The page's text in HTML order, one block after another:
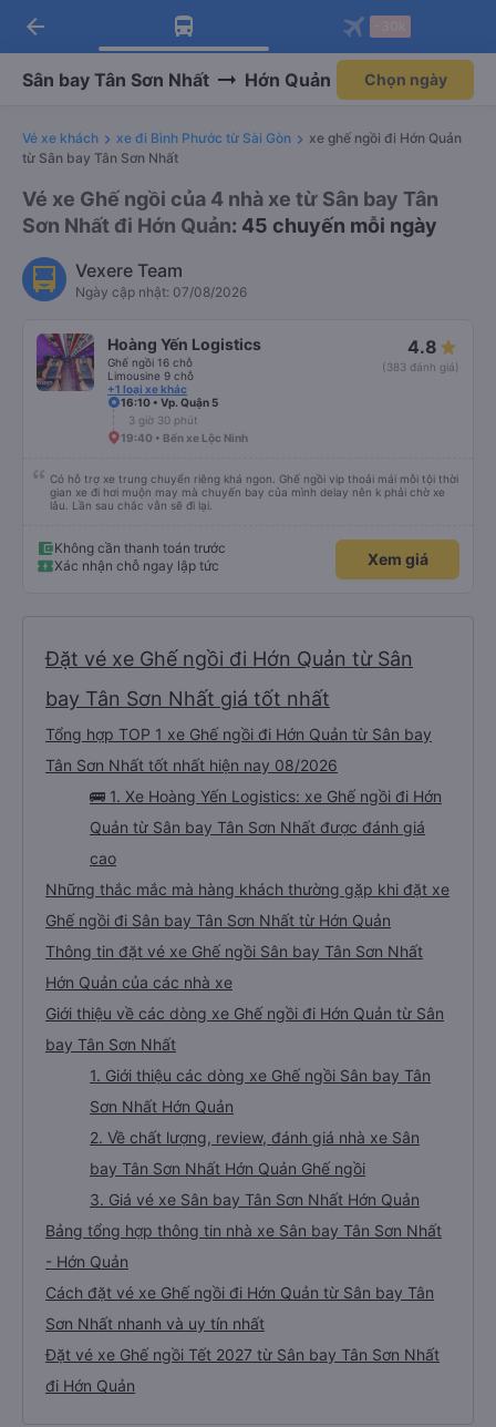
Tải app Vexere ngay!
Nhận ưu đãi thành viên độc
Mở app
Tải app Vexere
-30k/ghế khi đặt vé máy bay qua
Mở app
arrow_back
Sân bay Tân Sơn Nhất Hớn Quản Chọn ngày
Vé xe khách xe đi Bình Phước từ Sài Gòn
xe ghế ngồi đi Hớn Quản
từ Sân bay Tân Sơn Nhất
Vé xe Ghế ngồi của 4 nhà xe từ Sân bay Tân
Sơn Nhất đi Hớn Quản: 45 chuyến mỗi ngày
Vexere Team
Ngày cập nhật: 07/08/2026
Hoàng Yến Logistics
Ghế ngồi 16 chỗ
Limousine 9 chỗ
+1 loại xe khác
4.8
(383 đánh giá)
16:10 • Vp. Quận 5
3 giờ 30 phút
19:40 • Bến xe Lộc Ninh
Có hỗ trợ xe trung chuyển riêng khá ngon. Ghế ngồi vip thoải mái mỗi tội thời
gian xe đi hơi muộn may mà chuyến bay của mình delay nên k phải chờ xe
lâu. Lần sau chắc vẫn sẽ đi lại.
Không cần thanh toán trước
Xác nhận chỗ ngay lập tức
Xem giá
Đặt vé xe Ghế ngồi đi Hớn Quản từ Sân
bay Tân Sơn Nhất giá tốt nhất
Tổng hợp TOP 1 xe Ghế ngồi đi Hớn Quản từ Sân bay
Tân Sơn Nhất tốt nhất hiện nay 08/2026
🚌 1. Xe Hoàng Yến Logistics: xe Ghế ngồi đi Hớn
Quản từ Sân bay Tân Sơn Nhất được đánh giá
cao
Những thắc mắc mà hàng khách thường gặp khi đặt xe
Ghế ngồi đi Sân bay Tân Sơn Nhất từ Hớn Quản
Thông tin đặt vé xe Ghế ngồi Sân bay Tân Sơn Nhất
Hớn Quản của các nhà xe
Giới thiệu về các dòng xe Ghế ngồi đi Hớn Quản từ Sân
bay Tân Sơn Nhất
1. Giới thiệu các dòng xe Ghế ngồi Sân bay Tân
Sơn Nhất Hớn Quản
2. Về chất lượng, review, đánh giá nhà xe Sân
bay Tân Sơn Nhất Hớn Quản Ghế ngồi
3. Giá vé xe Sân bay Tân Sơn Nhất Hớn Quản
Bảng tổng hợp thông tin nhà xe Sân bay Tân Sơn Nhất
- Hớn Quản
Cách đặt vé xe Ghế ngồi đi Hớn Quản từ Sân bay Tân
Sơn Nhất nhanh và uy tín nhất
Đặt vé xe Ghế ngồi Tết 2027 từ Sân bay Tân Sơn Nhất
đi Hớn Quản